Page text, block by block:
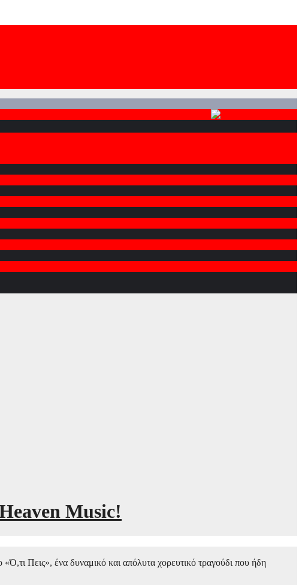
Music!
Πεις», ένα δυναμικό και απόλυτα χορευτικό τραγούδι που ήδη